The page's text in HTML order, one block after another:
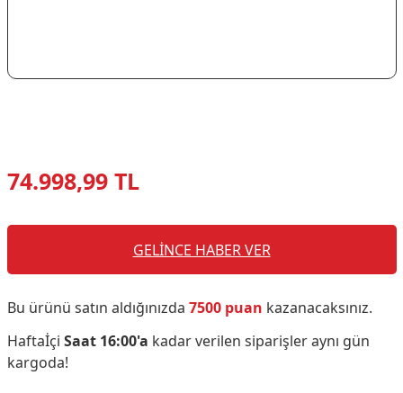
74.998,99 TL
GELİNCE HABER VER
Bu ürünü satın aldığınızda 7500 puan kazanacaksınız.
Haftaİçi Saat 16:00'a kadar verilen siparişler aynı gün
kargoda!